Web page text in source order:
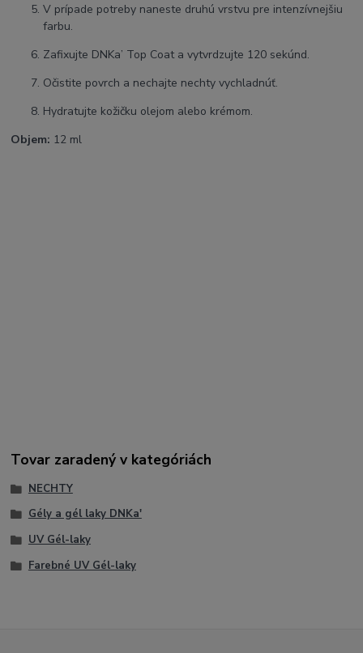
V prípade potreby naneste druhú vrstvu pre intenzívnejšiu
farbu.
Zafixujte DNKa’ Top Coat a vytvrdzujte 120 sekúnd.
Očistite povrch a nechajte nechty vychladnúť.
Hydratujte kožičku olejom alebo krémom.
Objem: 12 ml
Tovar zaradený v kategóriách
NECHTY
Gély a gél laky DNKa'
UV Gél-laky
Farebné UV Gél-laky